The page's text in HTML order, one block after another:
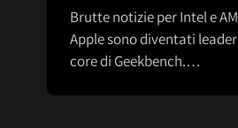
Brutte notizie per Intel e
Apple sono diventati
core di Geekbench.…